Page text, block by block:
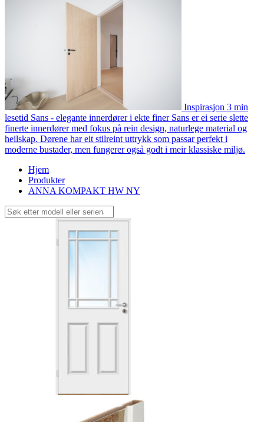
Inspirasjon 3 min
lesetid Sans - elegante innerdører i ekte finer Sans er ei serie slette
finerte innerdører med fokus på rein design, naturlege material og
heilskap. Dørene har eit stilreint uttrykk som passar perfekt i
moderne bustader, men fungerer også godt i meir klassiske miljø.
Hjem
Produkter
ANNA KOMPAKT HW NY